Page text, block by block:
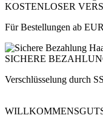
KOSTENLOSER
Für Bestellungen ab
SICHERE
Verschlüsselung durch